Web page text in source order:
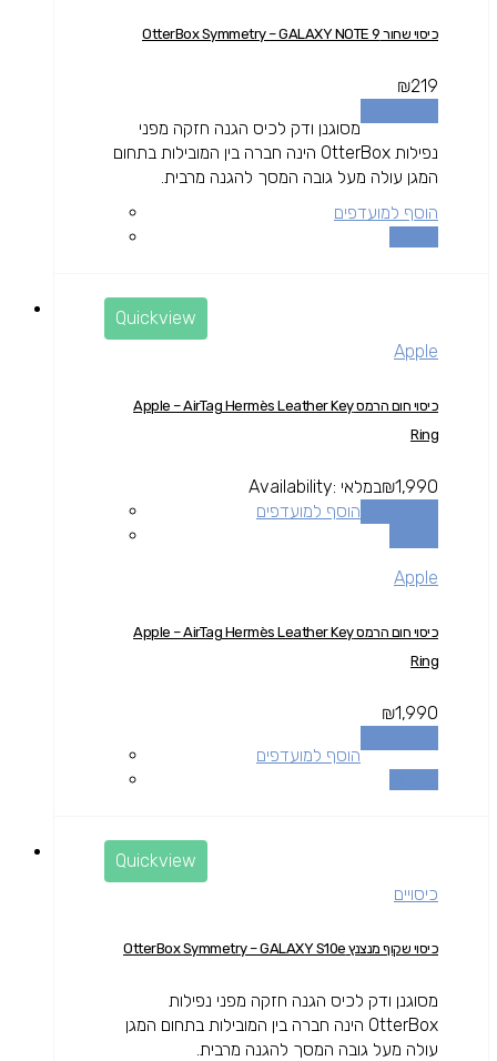
כיסוי שחור OtterBox Symmetry – GALAXY NOTE 9
₪219
מסוגנן ודק לכיס הגנה חזקה מפני
נפילות OtterBox הינה חברה בין המובילות בתחום
המגן עולה מעל גובה המסך להגנה מרבית.
הוסף למועדפים
Quickview
Apple
כיסוי חום הרמס Apple – AirTag Hermès Leather Key
Ring
₪1,990
Availability: במלאי
הוסף למועדפים
Apple
כיסוי חום הרמס Apple – AirTag Hermès Leather Key
Ring
₪1,990
הוסף למועדפים
Quickview
כיסויים
כיסוי שקוף מנצנץ OtterBox Symmetry – GALAXY S10e
מסוגנן ודק לכיס הגנה חזקה מפני נפילות
OtterBox הינה חברה בין המובילות בתחום המגן
עולה מעל גובה המסך להגנה מרבית.